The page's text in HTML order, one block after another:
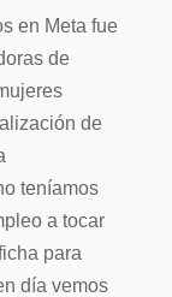
en Meta fue
de
de
teníamos
a tocar
para
día vemos